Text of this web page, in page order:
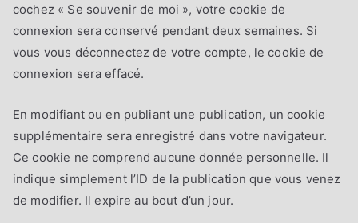
cochez « Se souvenir de moi », votre cookie de
connexion sera conservé pendant deux semaines. Si
vous vous déconnectez de votre compte, le cookie de
connexion sera effacé.
En modifiant ou en publiant une publication, un cookie
supplémentaire sera enregistré dans votre navigateur.
Ce cookie ne comprend aucune donnée personnelle. Il
indique simplement l’ID de la publication que vous venez
de modifier. Il expire au bout d’un jour.